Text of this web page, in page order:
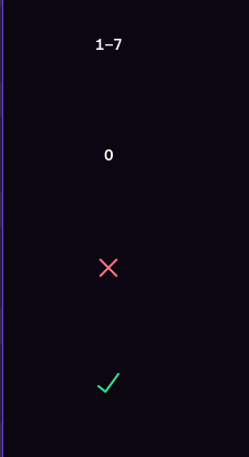
1–7
0